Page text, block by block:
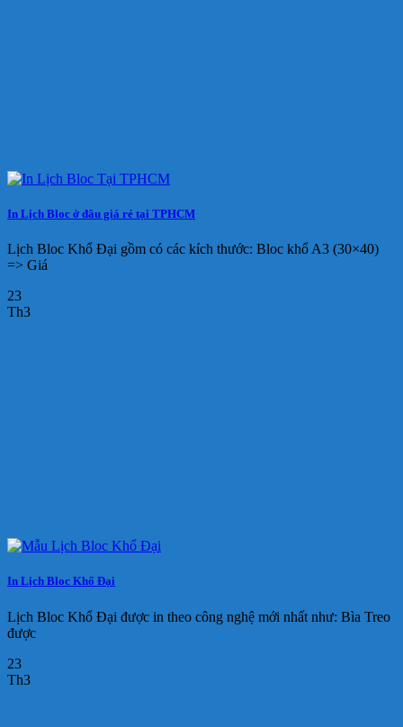
In Lịch Bloc ở đâu giá rẻ tại TPHCM
Lịch Bloc Khổ Đại gồm có các kích thước: Bloc khổ A3 (30×40)
=> Giá
23
Th3
In Lịch Bloc Khổ Đại
Lịch Bloc Khổ Đại được in theo công nghệ mới nhất như: Bìa Treo
được
23
Th3